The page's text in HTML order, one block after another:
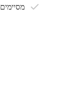
מסיימים: